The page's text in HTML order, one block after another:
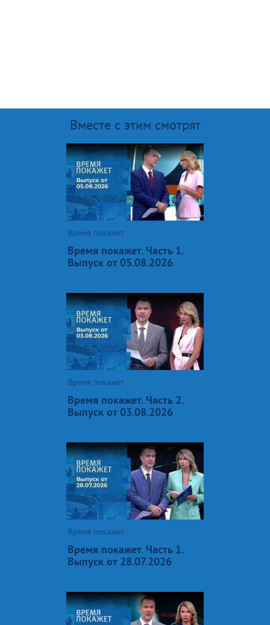
Вместе с этим смотрят
Время покажет
Время покажет. Часть 1.
Выпуск от 05.08.2026
Время покажет
Время покажет. Часть 2.
Выпуск от 03.08.2026
Время покажет
Время покажет. Часть 1.
Выпуск от 28.07.2026